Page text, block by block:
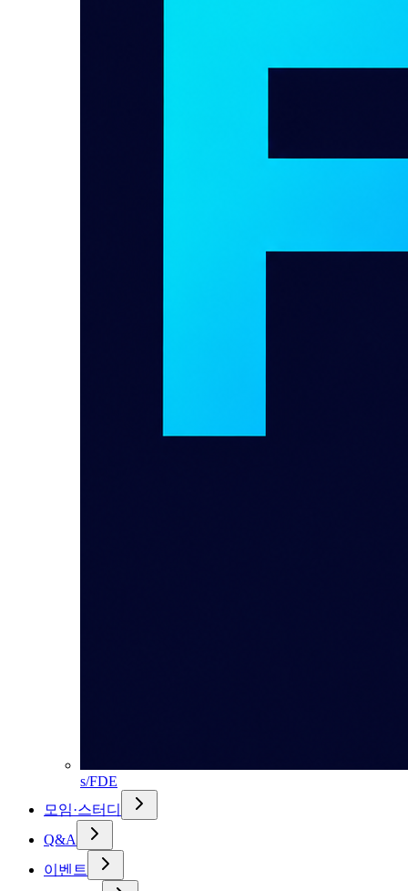
s/FDE
모임·스터디
Q&A
이벤트